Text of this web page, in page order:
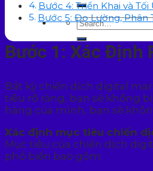
Bước 4: Triển Khai và
Bước 5: Đo Lường, Phân
Bước 1: Xác Định
Bất kỳ chiến dịch digital
tiêu rõ ràng, bạn sẽ không
hàng của mình, bạn sẽ
Xác định mục tiêu chiến
Mục tiêu của chiến dịch
phổ biến bao gồm: